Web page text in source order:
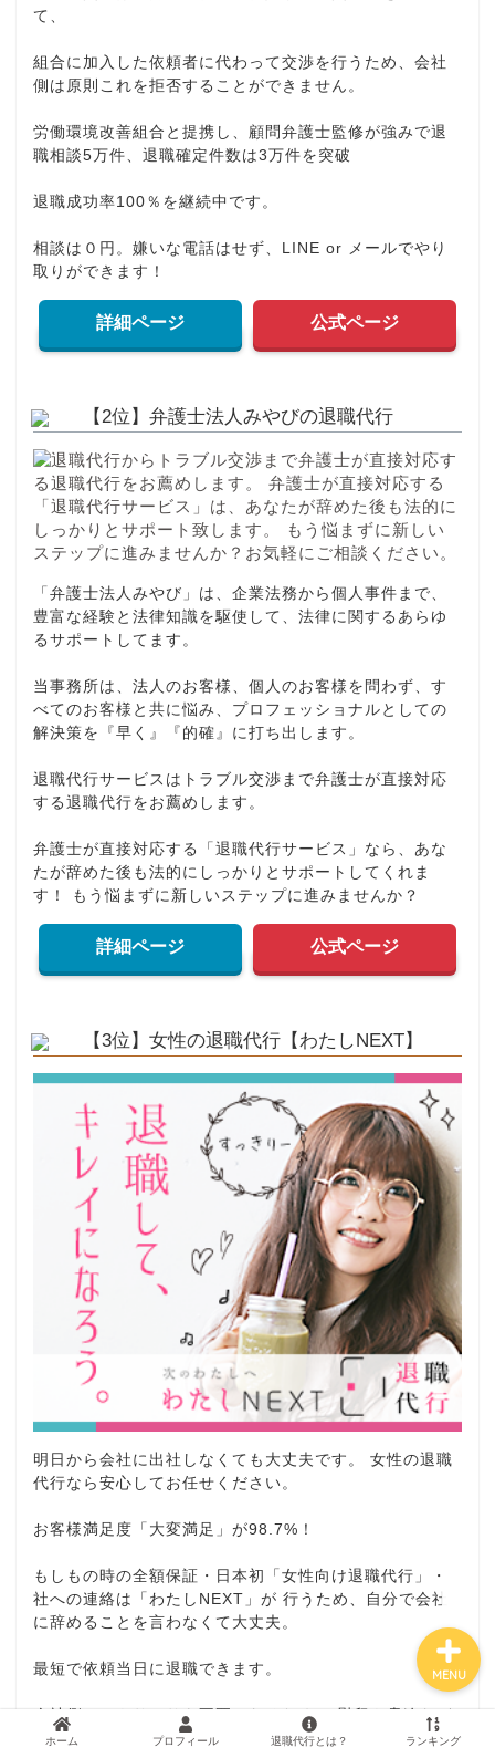
て、
組合に加入した依頼者に代わって交渉を行うため、会社
側は原則これを拒否することができません。
労働環境改善組合と提携し、顧問弁護士監修が強みで退
職相談5万件、退職確定件数は3万件を突破
退職成功率100％を継続中です。
相談は０円。嫌いな電話はせず、LINE or メールでやり
取りができます！
詳細ページ 公式ページ
【2位】弁護士法人みやびの退職代行
「弁護士法人みやび」は、企業法務から個人事件まで、
豊富な経験と法律知識を駆使して、法律に関するあらゆ
るサポートしてます。
当事務所は、法人のお客様、個人のお客様を問わず、す
べてのお客様と共に悩み、プロフェッショナルとしての
解決策を『早く』『的確』に打ち出します。
退職代行サービスはトラブル交渉まで弁護士が直接対応
する退職代行をお薦めします。
弁護士が直接対応する「退職代行サービス」なら、あな
たが辞めた後も法的にしっかりとサポートしてくれま
す！ もう悩まずに新しいステップに進みませんか？
詳細ページ 公式ページ
【3位】女性の退職代行【わたしNEXT】
明日から会社に出社しなくても大丈夫です。 女性の退職
代行なら安心してお任せください。
お客様満足度「大変満足」が98.7%！
もしもの時の全額保証・日本初「女性向け退職代行」・
社への連絡は「わたしNEXT」が 行うため、自分で会社
に辞めることを言わなくて大丈夫。
最短で依頼当日に退職できます。
会社側とのやりとりも不要となるため、 慰留や脅迫など
の面倒から逃れられるのも選ばれている理由です。
ホーム プロフィール 退職代行とは？ ランキング
MENU
ホーム
運営者プロフィール
退職代行サービスとは？
退職代行業者ランキング